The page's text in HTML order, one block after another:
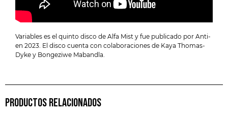
Variables es el quinto disco de Alfa Mist y fue publicado por Anti-
en 2023. El disco cuenta con colaboraciones de Kaya Thomas-
Dyke y Bongeziwe Mabandla.
PRODUCTOS RELACIONADOS